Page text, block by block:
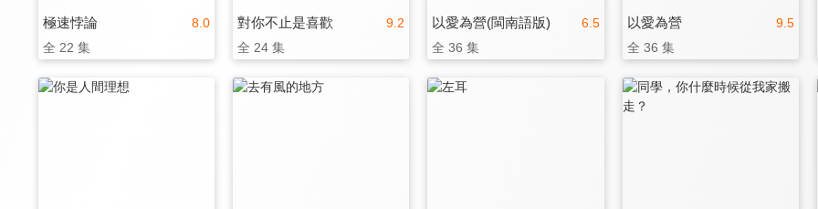
8.0
極速悖論
全 22 集
9.2
對你不止是喜歡
全 24 集
6.5
以愛為營(閩南語版)
全 36 集
9.5
以愛為營
全 36 集